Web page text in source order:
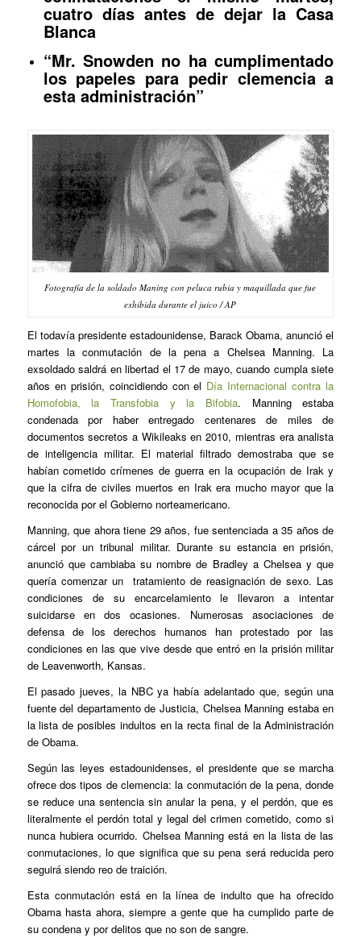
cuatro días antes de dejar la Casa
Blanca
“Mr. Snowden no ha cumplimentado
los papeles para pedir clemencia a
esta administración”
Fotografía de la soldado Maning con peluca rubia y maquillada que fue
exhibida durante el juico / AP
El todavía presidente estadounidense, Barack Obama, anunció el
martes la conmutación de la pena a Chelsea Manning. La
exsoldado saldrá en libertad el 17 de mayo, cuando cumpla siete
años en prisión, coincidiendo con el Día Internacional contra la
Homofobia, la Transfobia y la Bifobia. Manning estaba
condenada por haber entregado centenares de miles de
documentos secretos a Wikileaks en 2010, mientras era analista
de inteligencia militar. El material filtrado demostraba que se
habían cometido crímenes de guerra en la ocupación de Irak y
que la cifra de civiles muertos en Irak era mucho mayor que la
reconocida por el Gobierno norteamericano.
Manning, que ahora tiene 29 años, fue sentenciada a 35 años de
cárcel por un tribunal militar. Durante su estancia en prisión,
anunció que cambiaba su nombre de Bradley a Chelsea y que
quería comenzar un
tratamiento de reasignación de sexo. Las
condiciones de su encarcelamiento le llevaron a intentar
suicidarse en dos ocasiones. Numerosas asociaciones de
defensa de los derechos humanos han protestado por las
condiciones en las que vive desde que entró en la prisión militar
de Leavenworth, Kansas.
El pasado jueves, la NBC ya había adelantado que, según una
fuente del departamento de Justicia, Chelsea Manning estaba en
la lista de posibles indultos en la recta final de la Administración
de Obama.
Según las leyes estadounidenses, el presidente que se marcha
ofrece dos tipos de clemencia: la conmutación de la pena, donde
se reduce una sentencia sin anular la pena, y el perdón, que es
literalmente el perdón total y legal del crimen cometido, como si
nunca hubiera ocurrido. Chelsea Manning está en la lista de las
conmutaciones, lo que significa que su pena será reducida pero
seguirá siendo reo de traición.
Esta conmutación está en la línea de indulto que ha ofrecido
Obama hasta ahora, siempre a gente que ha cumplido parte de
su condena y por delitos que no son de sangre.